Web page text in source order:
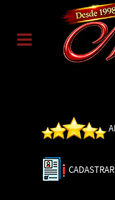
CADASTRAR